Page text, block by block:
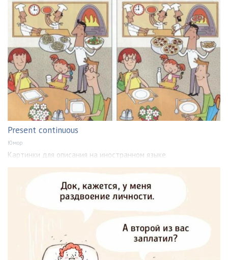
Present continuous
Юмор
Картинки для описания на иностранном языке